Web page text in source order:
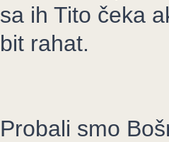
sa ih Tito čeka
bit rahat.
Probali smo